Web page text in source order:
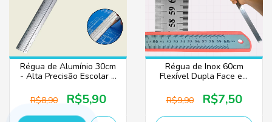
Régua de Alumínio 30cm
- Alta Precisão Escolar e
R$8,90
R$5,90
Régua de Inox 60cm
Flexível Dupla Face em
Precisão e Durabilidade
R$9,90 R$7,50